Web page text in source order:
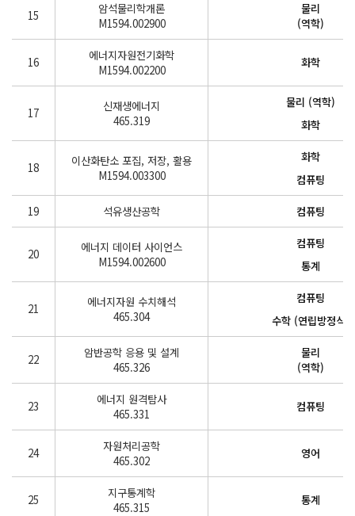
15
암석물리학개론
M1594.002900
물리
(역학)
16
에너지자원전기화학
M1594.002200
화학
17
신재생에너지
465.319
물리 (역학)
화학
18
이산화탄소 포집, 저장, 활용
M1594.003300
화학
컴퓨팅
19 석유생산공학 컴퓨팅
20
에너지 데이터 사이언스
M1594.002600
컴퓨팅
통계
21
에너지자원 수치해석
465.304
컴퓨팅
수학 (연립방정식)
22
암반공학 응용 및 설계
465.326
물리
(역학)
23
에너지 원격탐사
465.331
컴퓨팅
24
자원처리공학
465.302
영어
25
지구통계학
465.315
통계